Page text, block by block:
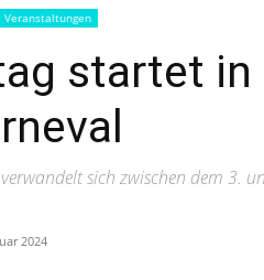
Veranstaltungen
startet in
sich zwischen dem 3.
2024